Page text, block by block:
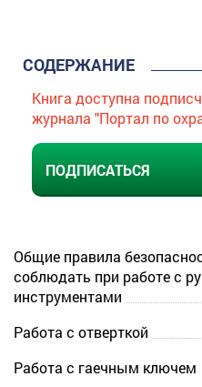
СОДЕРЖАНИЕ
Книга доступна
журнала "Портал по
ПОДПИСАТЬСЯ
Общие правила
соблюдать при работе с
инструментами
Работа с отверткой
Работа с гаечным ключем